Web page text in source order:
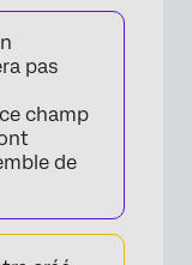
pas
champ
de